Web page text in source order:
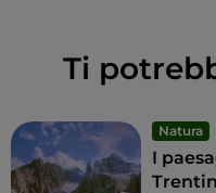
Ti
Natura
I